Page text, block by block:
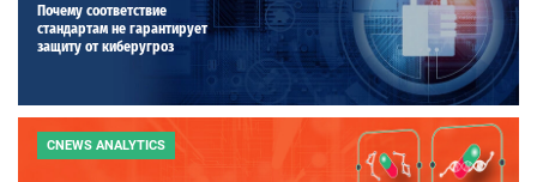
Почему соответствие
стандартам не гарантирует
защиту от киберугроз
CNEWS ANALYTICS